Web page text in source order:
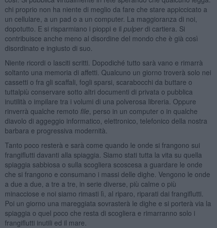
chi proprio non ha niente di meglio da fare che stare appiccicato a
un cellulare, a un pad o a un computer. La maggioranza di noi,
dopotutto. E si risparmiano i pioppi e il pulperdi cartiera. Si
contribuisce anche meno al disordine del mondo che è già così
disordinato e ingiusto di suo.
Niente ricordi o lasciti scritti. Dopodiché tutto sarà vano e rimarrà
soltanto una memoria di affetti. Qualcuno un giorno troverà solo nei
cassetti o fra gli scaffali, fogli sparsi, scarabocchi da buttare o
tuttalpiù conservare sotto altri documenti di privata o pubblica
inutilità o impilare tra i volumi di una polverosa libreria. Oppure
rinverrà qualche remoto file , perso in un computer o in qualche
diavolo di aggeggio informatico, elettronico, telefonico della nostra
barbara e progressiva modernità.
Tanto poco resterà e sarà come quando le onde si frangono sui
frangiflutti davanti alla spiaggia. Siamo stati tutta la vita su quella
spiaggia sabbiosa o sulla scogliera scoscesa a guardare le onde
che si frangono e consumano i massi delle dighe. Vengono le onde
a due a due, a tre a tre, in serie diverse, più calme o più
minacciose e noi siamo rimasti lì, al riparo, riparati dai frangiflutti.
Poi un giorno una mareggiata sovrasterà le dighe e si porterà via la
spiaggia o quel poco che resta di scogliera e rimarranno solo i
frangiflutti inutili ed il mare.